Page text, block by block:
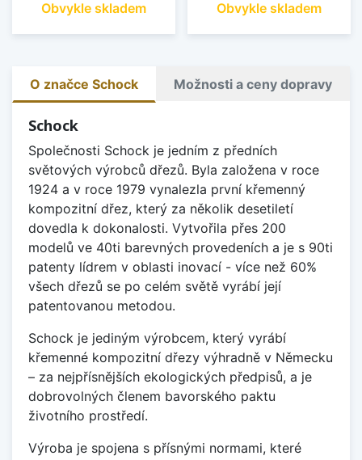
Obvykle skladem Obvykle skladem
O značce Schock Možnosti a ceny dopravy
Schock
Společnosti Schock je jedním z předních
světových výrobců dřezů. Byla založena v roce
1924 a v roce 1979 vynalezla první křemenný
kompozitní dřez, který za několik desetiletí
dovedla k dokonalosti. Vytvořila přes 200
modelů ve 40ti barevných provedeních a je s 90ti
patenty lídrem v oblasti inovací - více než 60%
všech dřezů se po celém světě vyrábí její
patentovanou metodou.
Schock je jediným výrobcem, který vyrábí
křemenné kompozitní dřezy výhradně v Německu
– za nejpřísnějších ekologických předpisů, a je
dobrovolných členem bavorského paktu
životního prostředí.
Výroba je spojena s přísnými normami, které